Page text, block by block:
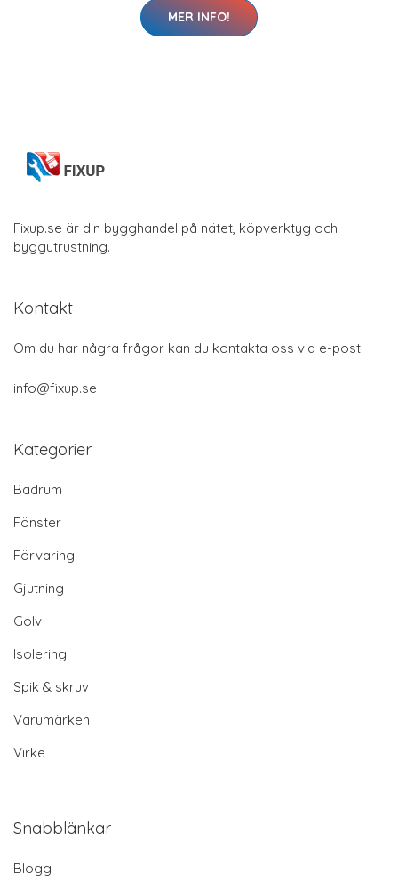
MER INFO!
Fixup.se är din bygghandel på nätet, köpverktyg och
byggutrustning.
Kontakt
Om du har några frågor kan du kontakta oss via e-post:
info@fixup.se
Kategorier
Badrum
Fönster
Förvaring
Gjutning
Golv
Isolering
Spik & skruv
Varumärken
Virke
Snabblänkar
Blogg